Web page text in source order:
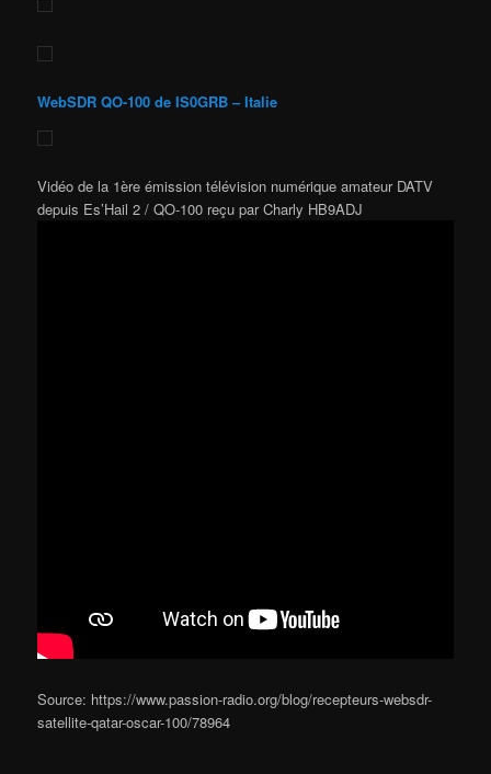
WebSDR QO-100 de IS0GRB – Italie
Vidéo de la 1ère émission télévision numérique amateur DATV
depuis Es’Hail 2 / QO-100 reçu par Charly HB9ADJ
Source: https://www.passion-radio.org/blog/recepteurs-websdr-
satellite-qatar-oscar-100/78964